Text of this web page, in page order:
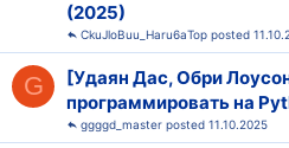
(2025)
CkuJloBuu_Haru6aTop
G
[Удаян Дас, Обри
программировать на
11.10.2025
ggggd_master